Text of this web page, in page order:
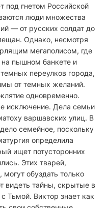
под гнетом Российской
люди множества
— от русских солдат до
Однако, несмотря
мегаполисом, где
пышном банкете и
переулков города,
от темных желаний.
одновременно.
исключение. Дела семьи
варшавских улиц. В
семейное, поскольку
определила
ищет потусторонних
Этих тварей,
обуздать только
видеть тайны, скрытые в
Тьмой. Виктор знает как